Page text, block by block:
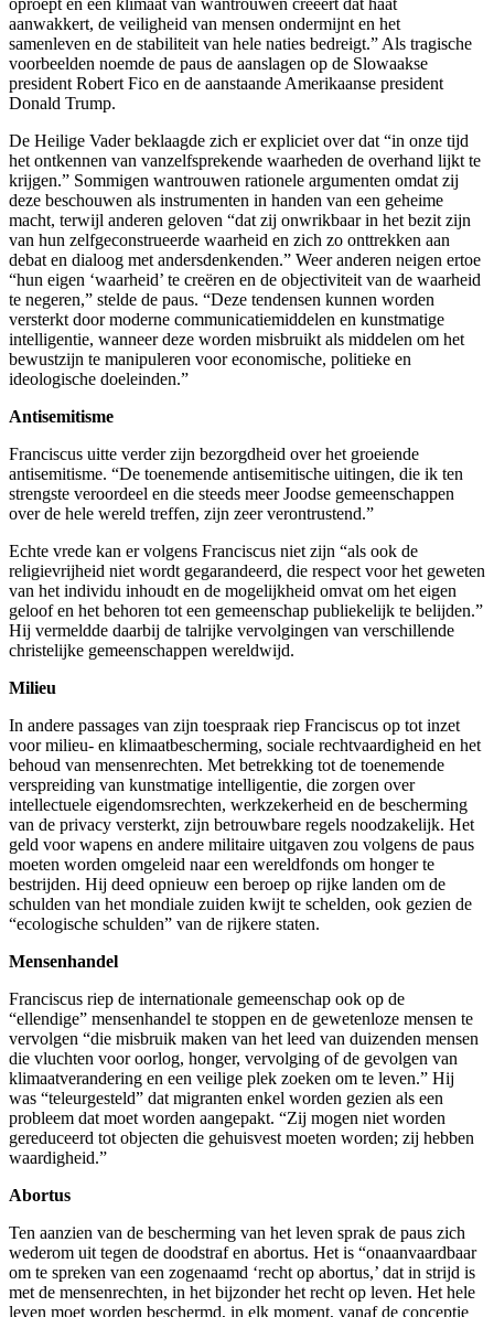
oproept en een klimaat van wantrouwen creëert dat haat
aanwakkert, de veiligheid van mensen ondermijnt en het
samenleven en de stabiliteit van hele naties bedreigt.” Als tragische
voorbeelden noemde de paus de aanslagen op de Slowaakse
president Robert Fico en de aanstaande Amerikaanse president
Donald Trump.
De Heilige Vader beklaagde zich er expliciet over dat “in onze tijd
het ontkennen van vanzelfsprekende waarheden de overhand lijkt te
krijgen.” Sommigen wantrouwen rationele argumenten omdat zij
deze beschouwen als instrumenten in handen van een geheime
macht, terwijl anderen geloven “dat zij onwrikbaar in het bezit zijn
van hun zelfgeconstrueerde waarheid en zich zo onttrekken aan
debat en dialoog met andersdenkenden.” Weer anderen neigen ertoe
“hun eigen ‘waarheid’ te creëren en de objectiviteit van de waarheid
te negeren,” stelde de paus. “Deze tendensen kunnen worden
versterkt door moderne communicatiemiddelen en kunstmatige
intelligentie, wanneer deze worden misbruikt als middelen om het
bewustzijn te manipuleren voor economische, politieke en
ideologische doeleinden.”
Antisemitisme
Franciscus uitte verder zijn bezorgdheid over het groeiende
antisemitisme. “De toenemende antisemitische uitingen, die ik ten
strengste veroordeel en die steeds meer Joodse gemeenschappen
over de hele wereld treffen, zijn zeer verontrustend.”
Echte vrede kan er volgens Franciscus niet zijn “als ook de
religievrijheid niet wordt gegarandeerd, die respect voor het geweten
van het individu inhoudt en de mogelijkheid omvat om het eigen
geloof en het behoren tot een gemeenschap publiekelijk te belijden.”
Hij vermeldde daarbij de talrijke vervolgingen van verschillende
christelijke gemeenschappen wereldwijd.
Milieu
In andere passages van zijn toespraak riep Franciscus op tot inzet
voor milieu- en klimaatbescherming, sociale rechtvaardigheid en het
behoud van mensenrechten. Met betrekking tot de toenemende
verspreiding van kunstmatige intelligentie, die zorgen over
intellectuele eigendomsrechten, werkzekerheid en de bescherming
van de privacy versterkt, zijn betrouwbare regels noodzakelijk. Het
geld voor wapens en andere militaire uitgaven zou volgens de paus
moeten worden omgeleid naar een wereldfonds om honger te
bestrijden. Hij deed opnieuw een beroep op rijke landen om de
schulden van het mondiale zuiden kwijt te schelden, ook gezien de
“ecologische schulden” van de rijkere staten.
Mensenhandel
Franciscus riep de internationale gemeenschap ook op de
“ellendige” mensenhandel te stoppen en de gewetenloze mensen te
vervolgen “die misbruik maken van het leed van duizenden mensen
die vluchten voor oorlog, honger, vervolging of de gevolgen van
klimaatverandering en een veilige plek zoeken om te leven.” Hij
was “teleurgesteld” dat migranten enkel worden gezien als een
probleem dat moet worden aangepakt. “Zij mogen niet worden
gereduceerd tot objecten die gehuisvest moeten worden; zij hebben
waardigheid.”
Abortus
Ten aanzien van de bescherming van het leven sprak de paus zich
wederom uit tegen de doodstraf en abortus. Het is “onaanvaardbaar
om te spreken van een zogenaamd ‘recht op abortus,’ dat in strijd is
met de mensenrechten, in het bijzonder het recht op leven. Het hele
leven moet worden beschermd, in elk moment, vanaf de conceptie